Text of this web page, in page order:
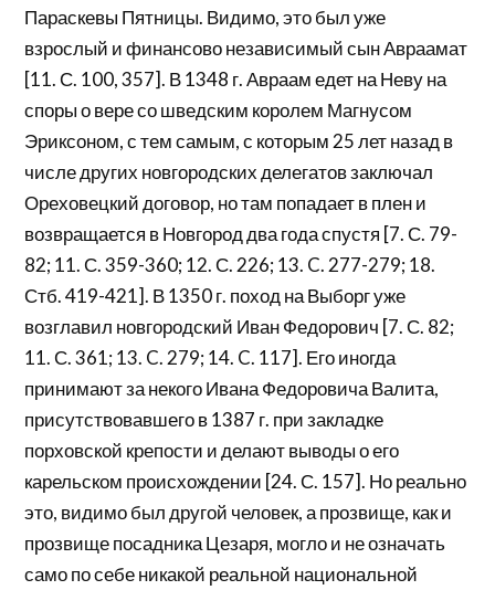
Параскевы Пятницы. Видимо, это был уже
взрослый и финансово независимый сын Авраамат
[11. С. 100, 357]. В 1348 г. Авраам едет на Неву на
споры о вере со шведским королем Магнусом
Эриксоном, с тем самым, с которым 25 лет назад в
числе других новгородских делегатов заключал
Ореховецкий договор, но там попадает в плен и
возвращается в Новгород два года спустя [7. С. 79-
82; 11. С. 359-360; 12. С. 226; 13. C. 277-279; 18.
Стб. 419-421]. В 1350 г. поход на Выборг уже
возглавил новгородский Иван Федорович [7. С. 82;
11. С. 361; 13. C. 279; 14. C. 117]. Его иногда
принимают за некого Ивана Федоровича Валита,
присутствовавшего в 1387 г. при закладке
порховской крепости и делают выводы о его
карельском происхождении [24. С. 157]. Но реально
это, видимо был другой человек, а прозвище, как и
прозвище посадника Цезаря, могло и не означать
само по себе никакой реальной национальной